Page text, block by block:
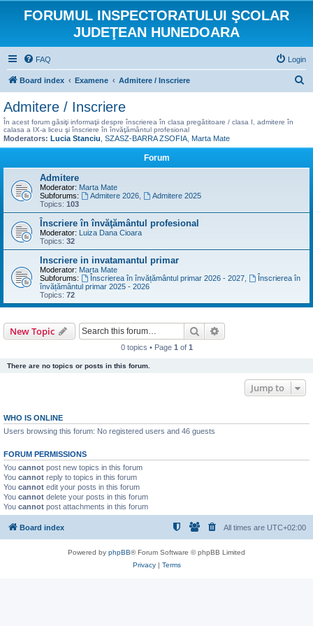
FORUMUL INSPECTORATULUI ŞCOLAR
JUDEŢEAN HUNEDOARA
FAQ Login
Board index Examene Admitere / Inscriere
c
Admitere / Inscriere
În acest forum găsiţi informaţii despre înscrierea în clasa pregătitoare / clasa I, admitere în
calasa a IX-a liceu şi înscriere în învăţământul profesional
Moderators: Lucia Stanciu SZASZ-BARRA ZSOFIA Marta Mate
Forum
Admitere
Moderator: Marta Mate
Subforums:
Admitere 2026,
Admitere 2025
Topics: 103
Înscriere în învăţământul profesional
Moderator: Luiza Dana Cioara
Topics: 32
Inscriere in invatamantul primar
Moderator: Marta Mate
Subforums:
Înscrierea în învățământul primar 2026 - 2027,
Înscrierea în
învățământul primar 2025 - 2026
Topics: 72
New Topic Search
0 topics • Page 1 of 1
There are no topics or posts in this forum.
Jump to
WHO IS ONLINE
Users browsing this forum: No registered users and 46 guests
FORUM PERMISSIONS
You cannot post new topics in this forum
You cannot reply to topics in this forum
You cannot edit your posts in this forum
You cannot delete your posts in this forum
You cannot post attachments in this forum
Board index All times are UTC+02:00
Powered by phpBB® Forum Software © phpBB Limited
Privacy| Terms